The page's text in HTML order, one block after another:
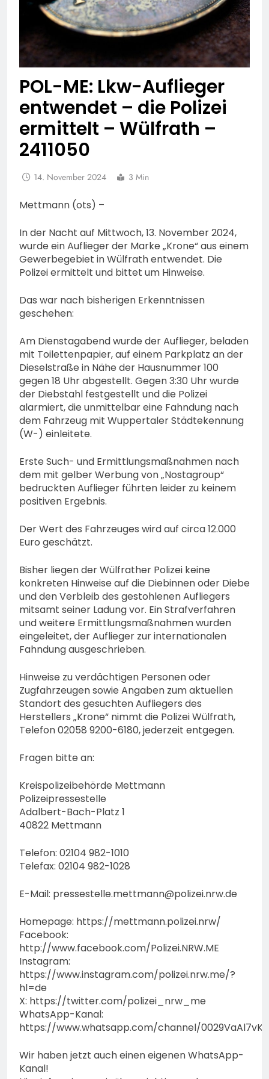
POL-ME: Lkw-Auflieger
entwendet – die Polizei
ermittelt – Wülfrath –
2411050
14. November 2024 3 Min
Mettmann (ots) –
In der Nacht auf Mittwoch, 13. November 2024,
wurde ein Auflieger der Marke „Krone“ aus einem
Gewerbegebiet in Wülfrath entwendet. Die
Polizei ermittelt und bittet um Hinweise.
Das war nach bisherigen Erkenntnissen
geschehen:
Am Dienstagabend wurde der Auflieger, beladen
mit Toilettenpapier, auf einem Parkplatz an der
Dieselstraße in Nähe der Hausnummer 100
gegen 18 Uhr abgestellt. Gegen 3:30 Uhr wurde
der Diebstahl festgestellt und die Polizei
alarmiert, die unmittelbar eine Fahndung nach
dem Fahrzeug mit Wuppertaler Städtekennung
(W-) einleitete.
Erste Such- und Ermittlungsmaßnahmen nach
dem mit gelber Werbung von „Nostagroup“
bedruckten Auflieger führten leider zu keinem
positiven Ergebnis.
Der Wert des Fahrzeuges wird auf circa 12.000
Euro geschätzt.
Bisher liegen der Wülfrather Polizei keine
konkreten Hinweise auf die Diebinnen oder Diebe
und den Verbleib des gestohlenen Aufliegers
mitsamt seiner Ladung vor. Ein Strafverfahren
und weitere Ermittlungsmaßnahmen wurden
eingeleitet, der Auflieger zur internationalen
Fahndung ausgeschrieben.
Hinweise zu verdächtigen Personen oder
Zugfahrzeugen sowie Angaben zum aktuellen
Standort des gesuchten Aufliegers des
Herstellers „Krone“ nimmt die Polizei Wülfrath,
Telefon 02058 9200-6180, jederzeit entgegen.
Fragen bitte an:
Kreispolizeibehörde Mettmann
Polizeipressestelle
Adalbert-Bach-Platz 1
40822 Mettmann
Telefon: 02104 982-1010
Telefax: 02104 982-1028
E-Mail: pressestelle.mettmann@polizei.nrw.de
Homepage: https://mettmann.polizei.nrw/
Facebook:
http://www.facebook.com/Polizei.NRW.ME
Instagram:
https://www.instagram.com/polizei.nrw.me/?
hl=de
X: https://twitter.com/polizei_nrw_me
WhatsApp-Kanal:
https://www.whatsapp.com/channel/
Wir haben jetzt auch einen eigenen WhatsApp-
Kanal!